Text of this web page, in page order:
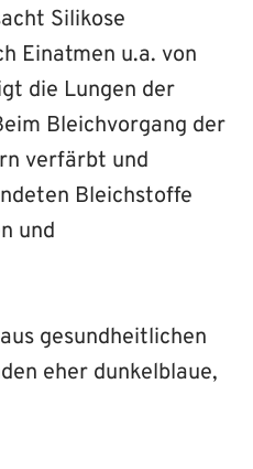
Silikose
Einatmen u.a. von
die Lungen der
Bleichvorgang der
verfärbt und
Bleichstoffe
und
gesundheitlichen
eher dunkelblaue,